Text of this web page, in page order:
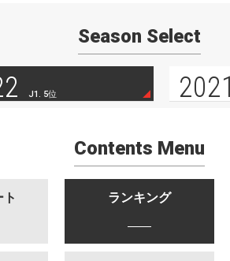
Season Select
J1. 5位 2021
Contents Menu
ランキング